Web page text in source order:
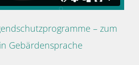
– zum
Gebärdensprache